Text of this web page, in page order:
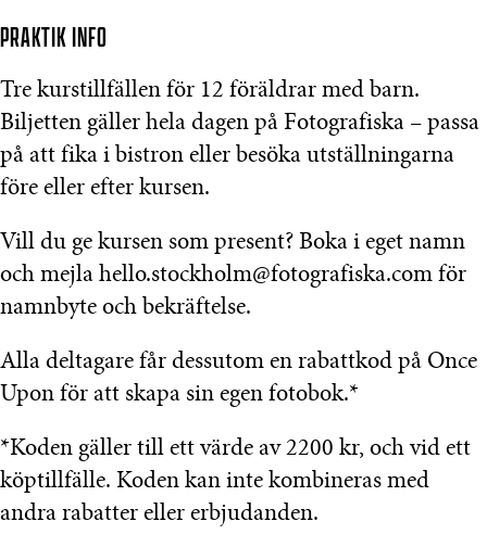
PRAKTIK INFO
Tre kurstillfällen för 12 föräldrar med barn.
Biljetten gäller hela dagen på Fotografiska – passa
på att fika i bistron eller besöka utställningarna
före eller efter kursen.
Vill du ge kursen som present? Boka i eget namn
och mejla hello.stockholm@fotografiska.com för
namnbyte och bekräftelse.
Alla deltagare får dessutom en rabattkod på Once
Upon för att skapa sin egen fotobok.*
*Koden gäller till ett värde av 2200 kr, och vid ett
köptillfälle. Koden kan inte kombineras med
andra rabatter eller erbjudanden.